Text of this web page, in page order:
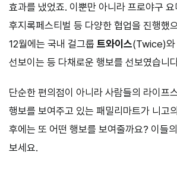
효과를 냈었죠. 이뿐만 아니라 프로야구 요
후지록페스티벌 등 다양한 협업을 진행했
12월에는 국내 걸그룹 트와이스(Twice)와
선보이는 등 다채로운 행보를 선보였습니
단순한 편의점이 아니라 사람들의 라이프
행보를 보여주고 있는 패밀리마트가 니고
후에는 또 어떤 행보를 보여줄까요? 이들
보세요.